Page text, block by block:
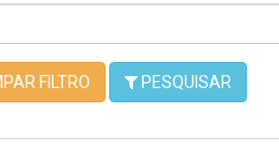
FILTRO PESQUISAR